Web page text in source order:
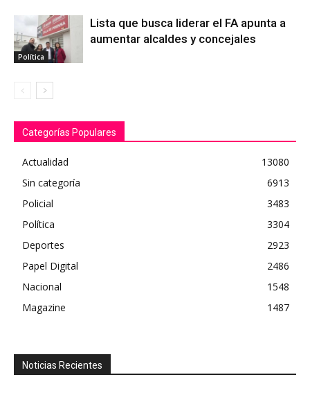
Política
Lista que busca liderar el FA apunta a
aumentar alcaldes y concejales
Categorías Populares
Actualidad
13080
Sin categoría
6913
Policial
3483
Política
3304
Deportes
2923
Papel Digital
2486
Nacional
1548
Magazine
1487
Noticias Recientes